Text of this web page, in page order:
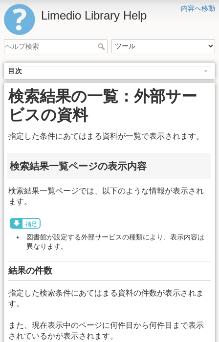
内容へ移動
Limedio Library Help
目次
検索結果の一覧：外部サー
ビスの資料
指定した条件にあてはまる資料が一覧で表示されます。
検索結果一覧ページの表示内容
検索結果一覧ページでは、以下のような情報が表示され
ます。
補足
図書館が設定する外部サービスの種類により、表示内容は
異なります。
結果の件数
指定した検索条件にあてはまる資料の件数が表示されま
す。
また、現在表示中のページに何件目から何件目まで表示
されているかが表示されます。